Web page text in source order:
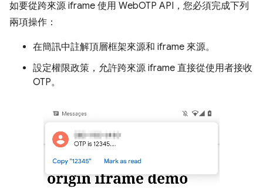
如要從跨來源 iframe 使用 WebOTP API，您必須完成下列
兩項操作：
在簡訊中註解頂層框架來源和 iframe 來源。
設定權限政策，允許跨來源 iframe 直接從使用者接收
OTP。